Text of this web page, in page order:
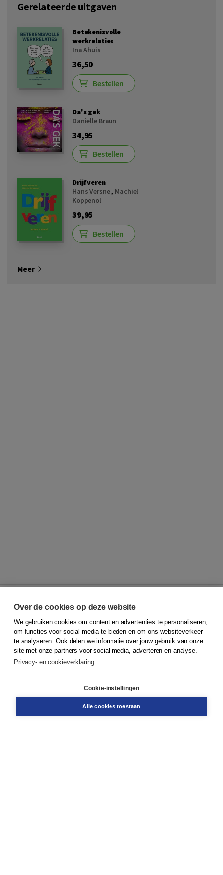
Gerelateerde uitgaven
Betekenisvolle
werkrelaties
Ina Ahuis
36,50
Bestellen
Da's gek
Danielle Braun
34,95
Bestellen
Drijfveren
Hans Versnel, Machiel
Koppenol
39,95
Bestellen
Meer
© 2026Koninklijke Boom uitgevers
Klantenservice
Service & informatie
Contact
Over de cookies op deze website
We gebruiken cookies om content en advertenties te personaliseren,
om functies voor social media te bieden en om ons websiteverkeer
te analyseren. Ook delen we informatie over jouw gebruik van onze
site met onze partners voor social media, adverteren en analyse.
Privacy- en cookieverklaring
Cookie-instellingen
Alle cookies toestaan